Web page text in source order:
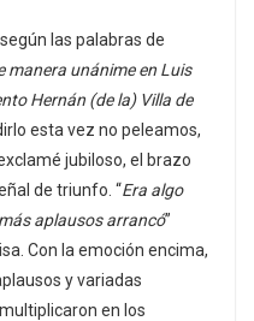
las palabras de
manera unánime en Luis
Hernán (de la) Villa de
esta vez no peleamos,
jubiloso, el brazo
de triunfo. “Era algo
aplausos arrancó”
Con la emoción encima,
y variadas
en los